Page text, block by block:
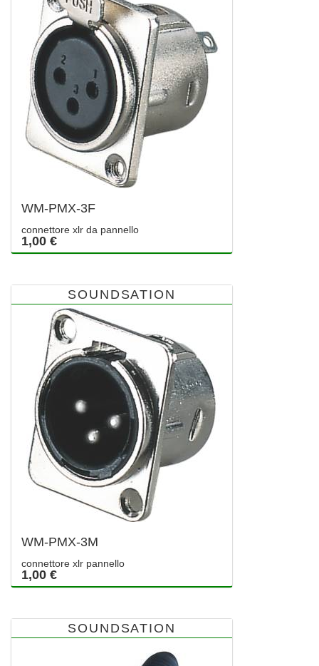
WM-PMX-3F
connettore xlr da pannello
1,00 €
SOUNDSATION
WM-PMX-3M
connettore xlr pannello
1,00 €
SOUNDSATION